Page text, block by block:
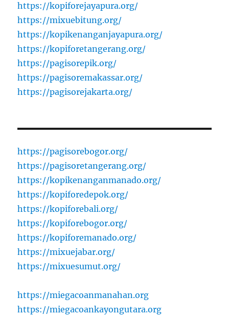
https://kopiforejayapura.org/
https://mixuebitung.org/
https://kopikenanganjayapura.org/
https://kopiforetangerang.org/
https://pagisorepik.org/
https://pagisoremakassar.org/
https://pagisorejakarta.org/
https://pagisorebogor.org/
https://pagisoretangerang.org/
https://kopikenanganmanado.org/
https://kopiforedepok.org/
https://kopiforebali.org/
https://kopiforebogor.org/
https://kopiforemanado.org/
https://mixuejabar.org/
https://mixuesumut.org/
https://miegacoanmanahan.org
https://miegacoankayongutara.org